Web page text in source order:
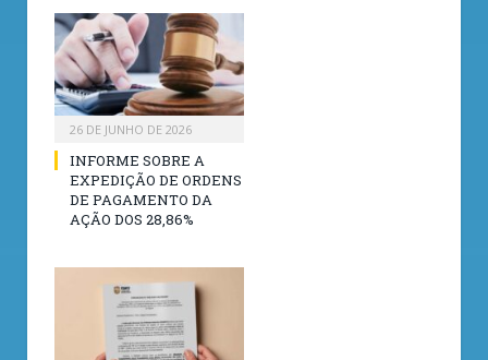
26 DE JUNHO DE 2026
INFORME SOBRE A
EXPEDIÇÃO DE ORDENS
DE PAGAMENTO DA
AÇÃO DOS 28,86%